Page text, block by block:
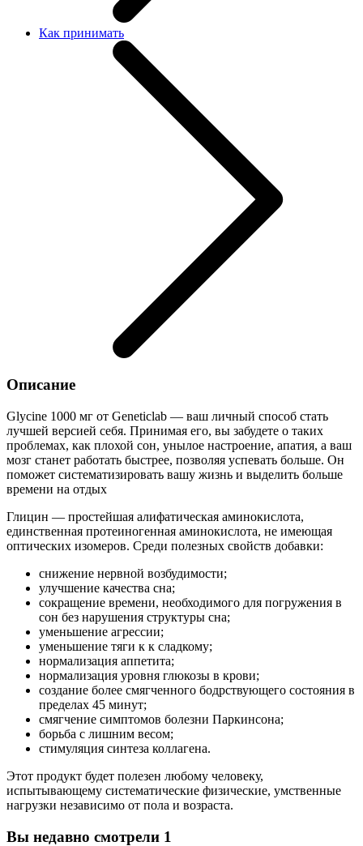
Как принимать
Описание
Glycine 1000 мг от Geneticlab — ваш личный способ стать
лучшей версией себя. Принимая его, вы забудете о таких
проблемах, как плохой сон, унылое настроение, апатия, а ваш
мозг станет работать быстрее, позволяя успевать больше. Он
поможет систематизировать вашу жизнь и выделить больше
времени на отдых
Глицин — простейшая алифатическая аминокислота,
единственная протеиногенная аминокислота, не имеющая
оптических изомеров. Среди полезных свойств добавки:
снижение нервной возбудимости;
улучшение качества сна;
сокращение времени, необходимого для погружения в
сон без нарушения структуры сна;
уменьшение агрессии;
уменьшение тяги к к сладкому;
нормализация аппетита;
нормализация уровня глюкозы в крови;
создание более смягченного бодрствующего состояния в
пределах 45 минут;
смягчение симптомов болезни Паркинсона;
борьба с лишним весом;
стимуляция синтеза коллагена.
Этот продукт будет полезен любому человеку,
испытывающему систематические физические, умственные
нагрузки независимо от пола и возраста.
Вы недавно смотрели 1